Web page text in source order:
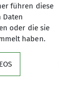
führen diese
oder die sie
haben.